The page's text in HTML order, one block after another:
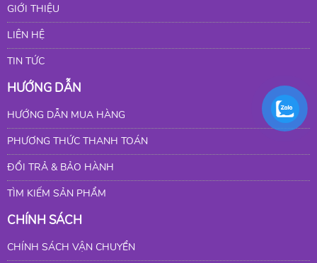
GIỚI THIỆU
LIÊN HỆ
TIN TỨC
HƯỚNG DẪN
HƯỚNG DẪN MUA HÀNG
PHƯƠNG THỨC THANH TOÁN
ĐỔI TRẢ & BẢO HÀNH
TÌM KIẾM SẢN PHẨM
CHÍNH SÁCH
CHÍNH SÁCH VẬN CHUYỂN